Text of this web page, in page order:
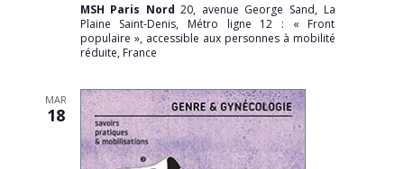
MSH Paris Nord20, avenue George Sand, La
Plaine Saint-Denis, Métro ligne 12 : « Front
populaire », accessible aux personnes à mobilité
réduite, France
MAR
18